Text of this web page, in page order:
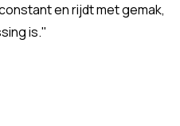
en rijdt met gemak,
is."